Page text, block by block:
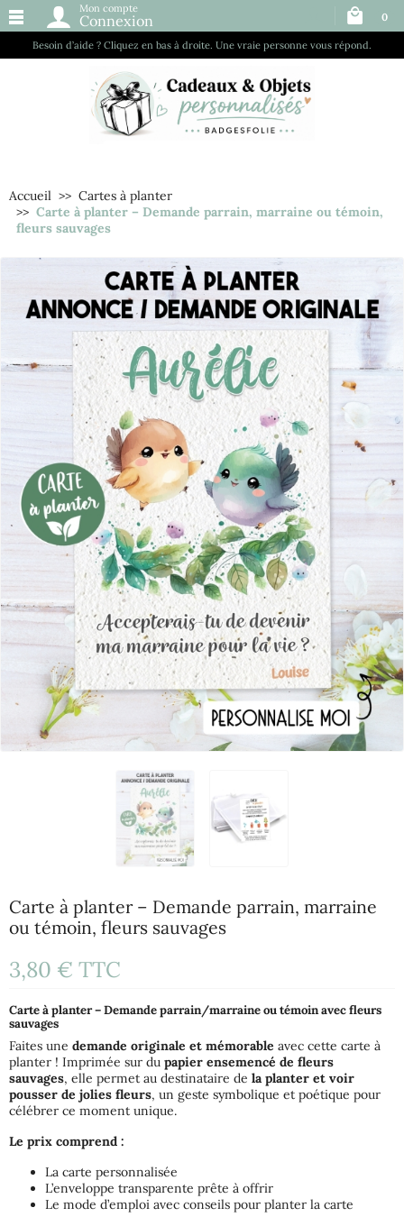
Besoin d’aide ? Cliquez en bas à droite. Une vraie personne vous répond.
Mon compte
Connexion 0
Accueil
Cartes à planter
Carte à planter – Demande parrain, marraine ou témoin,
fleurs sauvages
Carte à planter – Demande parrain, marraine
ou témoin, fleurs sauvages
3,80 € TTC
Carte à planter – Demande parrain/marraine ou témoin avec fleurs
sauvages
Faites une demande originale et mémorable avec cette carte à
planter ! Imprimée sur du papier ensemencé de fleurs
sauvages, elle permet au destinataire de la planter et voir
pousser de jolies fleurs, un geste symbolique et poétique pour
célébrer ce moment unique.
Le prix comprend :
La carte personnalisée
L’enveloppe transparente prête à offrir
Le mode d’emploi avec conseils pour planter la carte